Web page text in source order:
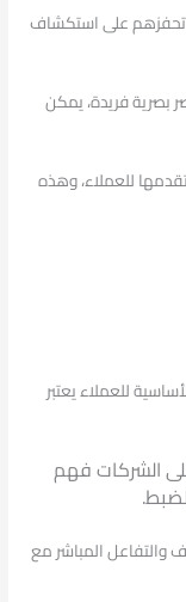
على استكشاف
بصرية فريدة، يمكن
للعملاء، وهذه
للعملاء يعتبر
الشركات فهم
والتفاعل المباشر مع